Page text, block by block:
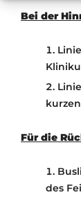
Bei der
Für die
des